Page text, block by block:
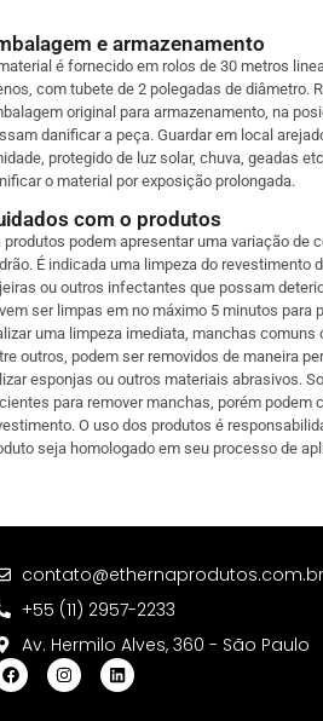
e armazenamento
é fornecido em rolos de 30 metros
com tubete de 2 polegadas de diâmetro.
original para armazenamento, na
danificar a peça. Guardar em local
protegido de luz solar, chuva, geadas
o material por exposição prolongada.
com o produtos
produtos podem apresentar uma variação de
É indicada uma limpeza do revestimento
ou outros infectantes que possam
ser limpas em no máximo 5 minutos para
uma limpeza imediata, manchas
outros, podem ser removidos de maneira
esponjas ou outros materiais abrasivos.
para remover manchas, porém podem
O uso dos produtos é
seja homologado em seu processo de
contato@ethernaprodutos.com.br
+55 (11) 2957-2233
Av. Hermilo Alves, 360 - São Paulo